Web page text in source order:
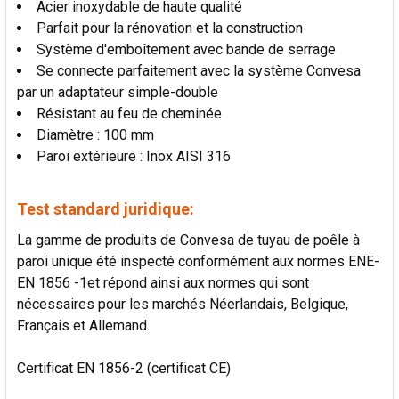
AU PANIER
Acier inoxydable de haute qualité
Parfait pour la rénovation et la construction
Système d'emboîtement avec bande de serrage
Se connecte parfaitement avec la système Convesa
par un adaptateur simple-double
Résistant au feu de cheminée
Diamètre : 100 mm
Paroi extérieure : Inox AISI 316
Test standard juridique:
La gamme de produits de Convesa de tuyau de poêle à
paroi unique été inspecté conformément aux normes ENE-
EN 1856 -1et répond ainsi aux normes qui sont
nécessaires pour les marchés Néerlandais, Belgique,
Français et Allemand.
Certificat EN 1856-2 (certificat CE)